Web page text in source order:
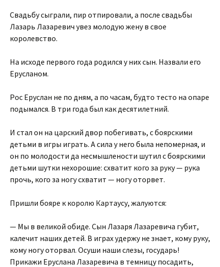
Свадьбу сыграли, пир отпировали, а после свадьбы
Лазарь Лазаревич увез молодую жену в свое
королевство.
На исходе первого года родился у них сын. Назвали его
Ерусланом.
Рос Еруслан не по дням, а по часам, будто тесто на опаре
подымался. В три года был как десятилетний.
И стал он на царский двор побегивать, с боярскими
детьми в игры играть. А сила у него была непомерная, и
он по молодости да несмышлености шутил с боярскими
детьми шутки нехорошие: схватит кого за руку — рука
прочь, кого за ногу схватит — ногу оторвет.
Пришли бояре к королю Картаусу, жалуются:
— Мы в великой обиде. Сын Лазаря Лазаревича губит,
калечит наших детей. В играх удержу не знает, кому руку,
кому ногу оторвал. Осуши наши слезы, государь!
Прикажи Еруслана Лазаревича в темницу посадить,